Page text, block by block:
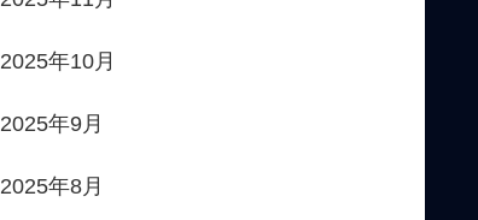
2025年10月
2025年9月
2025年8月